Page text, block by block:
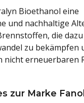
Bioethanol eine
und nachhaltige
die
zu bekämpfen
nicht erneuerbaren
zur Marke